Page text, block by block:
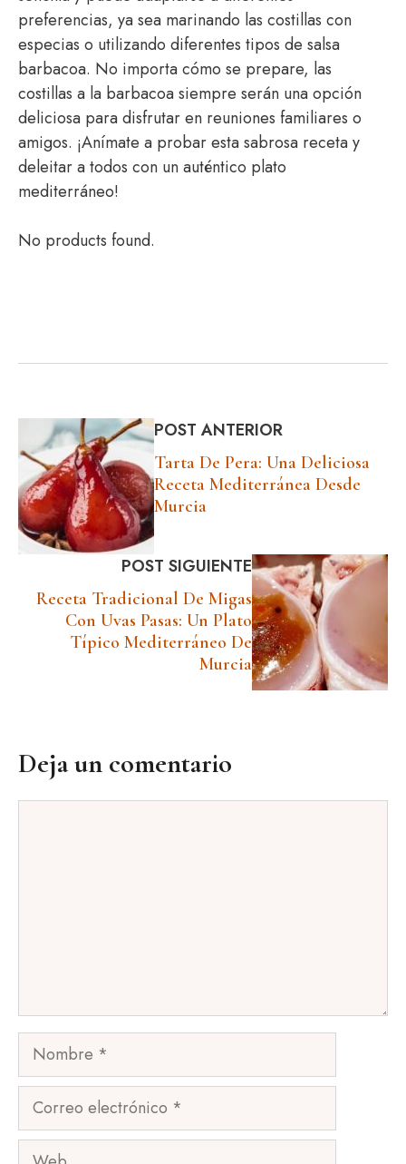
preferencias, ya sea marinando las costillas con
especias o utilizando diferentes tipos de salsa
barbacoa. No importa cómo se prepare, las
costillas a la barbacoa siempre serán una opción
deliciosa para disfrutar en reuniones familiares o
amigos. ¡Anímate a probar esta sabrosa receta y
deleitar a todos con un auténtico plato
mediterráneo!
No products found.
POST ANTERIOR
Tarta De Pera: Una Deliciosa
Receta Mediterránea Desde
Murcia
POST SIGUIENTE
Receta Tradicional De Migas
Con Uvas Pasas: Un Plato
Típico Mediterráneo De
Murcia
Deja un comentario
Nombre
Correo
Web